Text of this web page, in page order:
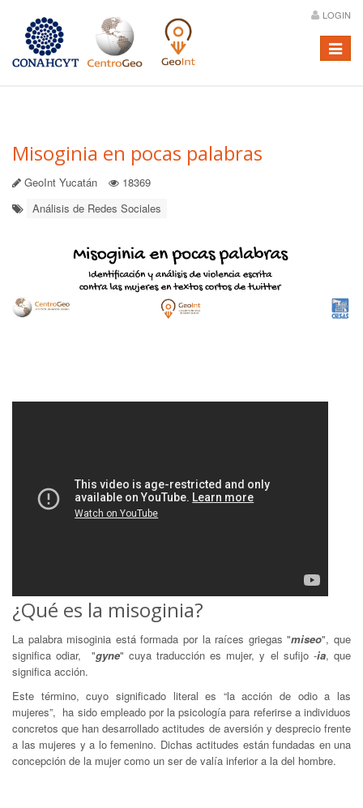
LOGIN
Menú
Misoginia en pocas palabras
GeoInt Yucatán
18369
Análisis de Redes Sociales
¿Qué es la misoginia?
La palabra misoginia está formada por la raíces griegas "miseo", que
significa odiar, "gyne" cuya traducción es mujer, y el sufijo -ia, que
significa acción.
Este término, cuyo significado literal es “la acción de odio a las
mujeres”, ha sido empleado por la psicología para referirse a individuos
concretos que han desarrollado actitudes de aversión y desprecio frente
a las mujeres y a lo femenino. Dichas actitudes están fundadas en una
concepción de la mujer como un ser de valía inferior a la del hombre.